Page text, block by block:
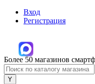
Вход
Регистрация
Более 50 магазинов